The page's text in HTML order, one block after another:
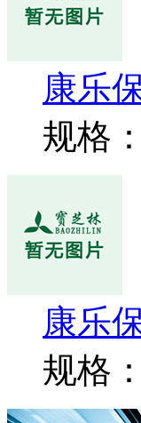
康乐
规格
康乐
规格